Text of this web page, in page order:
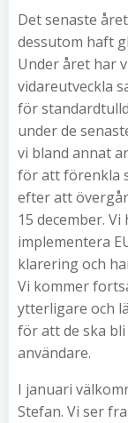
Det senaste
dessutom haft
Under året har
vidareutveckla
för
under de
vi bland annat
för att förenkla
efter att
15 december.
implementera
klarering och
Vi kommer
ytterligare och
för att de ska
användare.
I januari
Stefan. Vi ser